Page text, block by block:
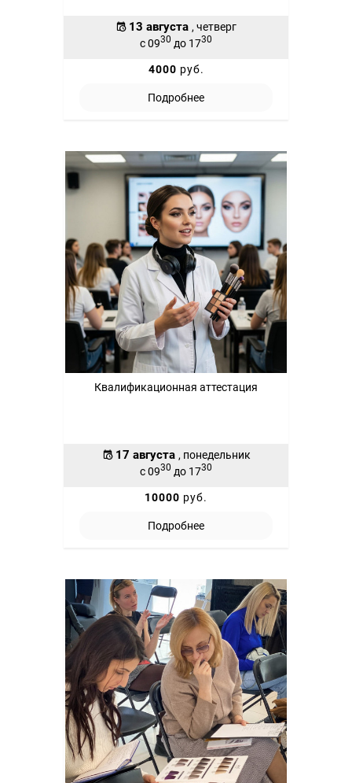
13 августа , четверг
с 0930 до 1730
4000 руб.
Подробнее
Квалификационная аттестация
17 августа , понедельник
с 0930 до 1730
10000 руб.
Подробнее